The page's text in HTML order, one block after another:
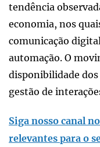
tendência
economia, nos
comunicação
automação. O
disponibilidade
gestão de
Siga nosso canal
relevantes para o